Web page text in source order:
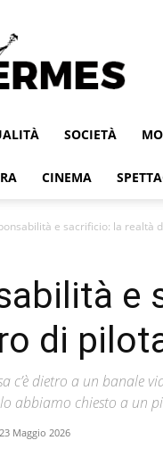
SOCIETÀ
CINEMA
e sacrificio: la realtà
e
di
c’è dietro a un banale
abbiamo chiesto a un
23 Maggio 2026